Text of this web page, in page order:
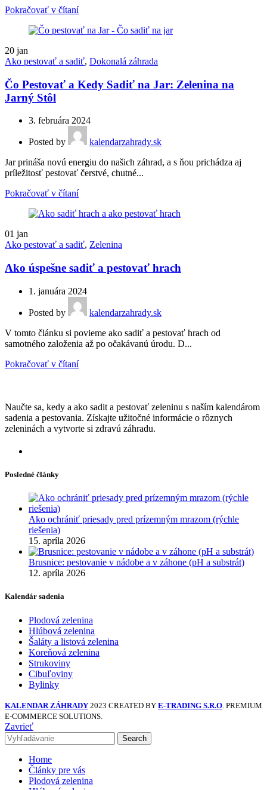
Pokračovať v čítaní
20 jan
Ako pestovať a sadiť, Dokonalá záhrada
Čo Pestovať a Kedy Sadiť na Jar: Zelenina na
Jarný Stôl
3. februára 2024
Posted by
kalendarzahrady.sk
Jar prináša novú energiu do našich záhrad, a s ňou prichádza aj
príležitosť pestovať čerstvé, chutné...
Pokračovať v čítaní
01 jan
Ako pestovať a sadiť, Zelenina
Ako úspešne sadiť a pestovať hrach
1. januára 2024
Posted by
kalendarzahrady.sk
V tomto článku si povieme ako sadiť a pestovať hrach od
samotného založenia až po očakávanú úrodu. D...
Pokračovať v čítaní
Naučte sa, kedy a ako sadit a pestovať zeleninu s naším kalendárom
sadenia a pestovania. Získajte užitočné informácie o rôznych
zeleninách a vytvorte si zdravú záhradu.
Posledné články
Ako ochrániť priesady pred prízemným mrazom (rýchle
riešenia)
15. apríla 2026
Brusnice: pestovanie v nádobe a v záhone (pH a substrát)
12. apríla 2026
Kalendár sadenia
Plodová zelenina
Hlúbová zelenina
Šaláty a listová zelenina
Koreňová zelenina
Strukoviny
Cibuľoviny
Bylinky
KALENDAR ZÁHRADY 2023 CREATED BY E-TRADING S.R.O . PREMIUM
E-COMMERCE SOLUTIONS.
Zavrieť
Search
Home
Články pre vás
Plodová zelenina